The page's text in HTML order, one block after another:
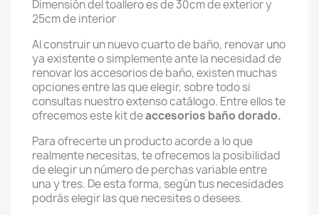
Dimensión del toallero es de 30cm de exterior y
25cm de interior
Al construir un nuevo cuarto de baño, renovar uno
ya existente o simplemente ante la necesidad de
renovar los accesorios de baño, existen muchas
opciones entre las que elegir, sobre todo si
consultas nuestro extenso catálogo. Entre ellos te
ofrecemos este kit deaccesorios baño dorado.
Para ofrecerte un producto acorde a lo que
realmente necesitas, te ofrecemos la posibilidad
de elegir un número de perchas variable entre
una y tres. De esta forma, según tus necesidades
podrás elegir las que necesites o desees.